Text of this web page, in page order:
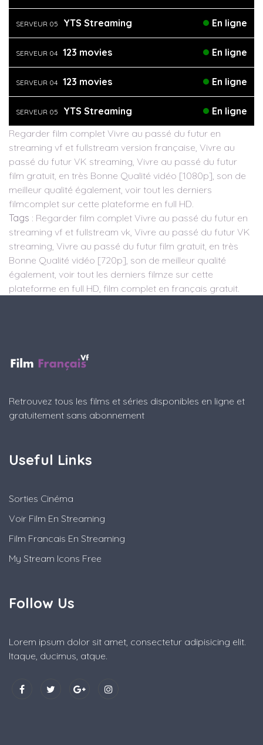
SERVEUR 05 YTS Streaming En ligne
SERVEUR 04 123 movies En ligne
SERVEUR 04 123 movies En ligne
SERVEUR 05 YTS Streaming
En ligne
Regarder film complet Vivre au passé du futur en
streaming vf et fullstream version française, Vivre au
passé du futur VK streaming, Vivre au passé du futur
film gratuit, en très Bonne Qualité vidéo [1080p], son de
meilleur qualité également, voir tout les derniers
filmcomplet sur cette plateforme en full HD.
Tags : Regarder film complet Vivre au passé du futur en
streaming vf et fullstream vk, Vivre au passé du futur VK
streaming, Vivre au passé du futur film gratuit, en très
Bonne Qualité vidéo [720p], son de meilleur qualité
également, voir tout les derniers filmze sur cette
plateforme en full HD, film complet en français gratuit.
Retrouvez tous les films et séries disponibles en ligne et
gratuitement sans abonnement
Useful Links
Sorties Cinéma
Voir Film En Streaming
Film Francais En Streaming
My Stream Icons Free
Follow Us
Lorem ipsum dolor sit amet, consectetur adipisicing elit.
Itaque, ducimus, atque.